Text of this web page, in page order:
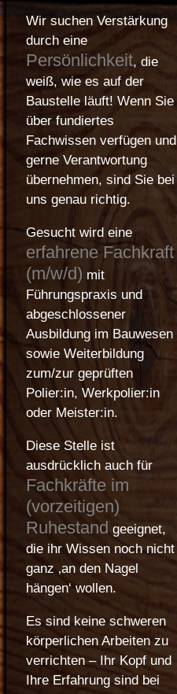
Wir suchen Verstärkung
durch eine
Persönlichkeit, die
weiß, wie es auf der
Baustelle läuft! Wenn Sie
über fundiertes
Fachwissen verfügen und
gerne Verantwortung
übernehmen, sind Sie bei
uns genau richtig.
Gesucht wird eine
erfahrene Fachkraft
(m/w/d) mit
Führungspraxis und
abgeschlossener
Ausbildung im Bauwesen
sowie Weiterbildung
zum/zur geprüften
Polier:in, Werkpolier:in
oder Meister:in.
Diese Stelle ist
ausdrücklich auch für
Fachkräfte im
(vorzeitigen)
Ruhestand geeignet,
die ihr Wissen noch nicht
ganz ‚an den Nagel
hängen‘ wollen.
Es sind keine schweren
körperlichen Arbeiten zu
verrichten – Ihr Kopf und
Ihre Erfahrung sind bei